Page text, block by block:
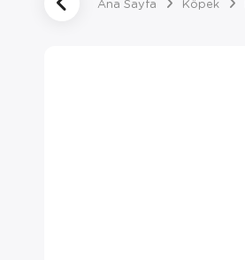
Ana Sayfa Köpek